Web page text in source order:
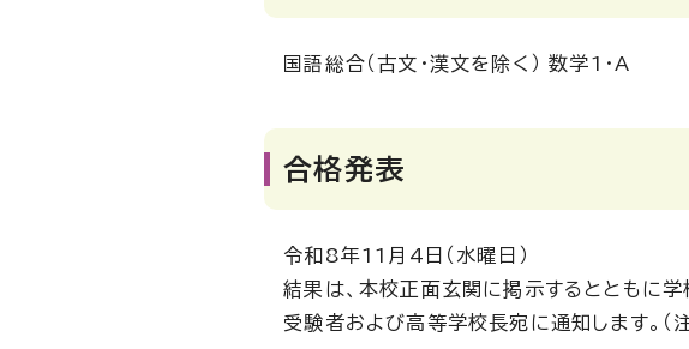
国語総合（古文・漢文を除く） 数学1・A
合格発表
令和8年11月4日（水曜日）
結果は、本校正面玄関に掲示するとともに学
受験者および高等学校長宛に通知します。（注